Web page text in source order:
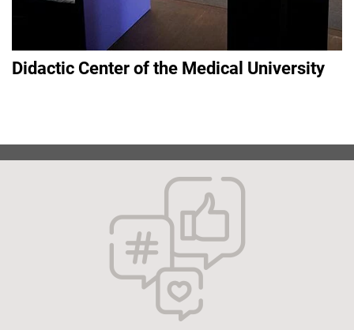
Didactic Center of the Medical University